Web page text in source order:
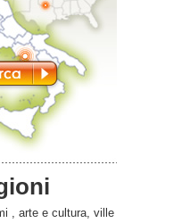
, arte e cultura, ville